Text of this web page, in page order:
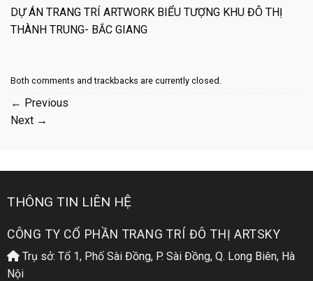
DỰ ÁN TRANG TRÍ ARTWORK BIỂU TƯỢNG KHU ĐÔ THỊ
THÀNH TRUNG- BẮC GIANG
Both comments and trackbacks are currently closed.
← Previous
Next →
THÔNG TIN LIÊN HỆ
CÔNG TY CỔ PHẦN TRANG TRÍ ĐÔ THỊ ARTSKY
Trụ sở: Tổ 1, Phố Sài Đồng, P. Sài Đồng, Q. Long Biên, Hà
Nội